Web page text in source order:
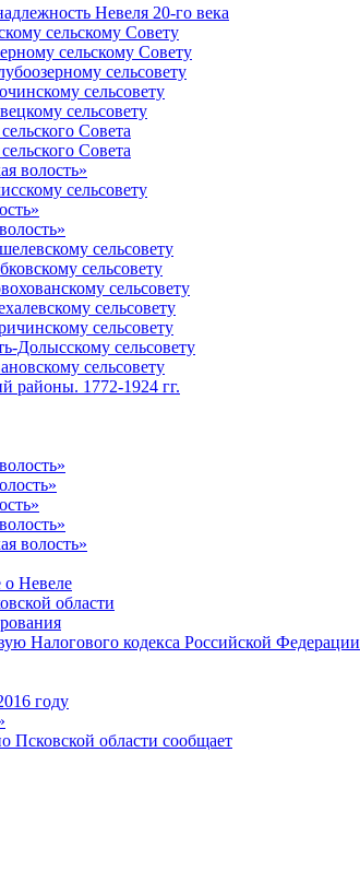
Невеля 20-го века
сельскому Совету
сельскому Совету
сельсовету
сельсовету
сельсовету
Совета
Совета
волость»
сельсовету
сельсовету
сельсовету
сельсовету
сельсовету
сельсовету
Долысскому сельсовету
сельсовету
районы. 1772-1924 гг.
волость»
Невеле
области
Налогового кодекса Российской Федерации
году
области сообщает